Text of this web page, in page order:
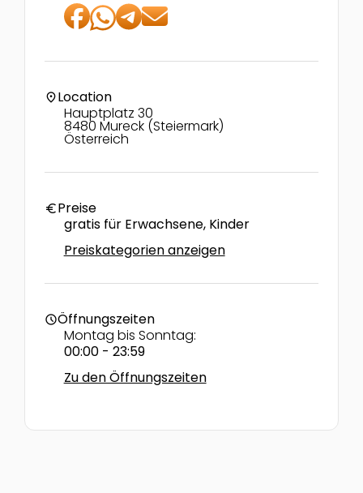
location_onLocation
Hauptplatz 30
8480 Mureck (Steiermark)
Österreich
euroPreise
gratis für Erwachsene, Kinder
Preiskategorien anzeigen
scheduleÖffnungszeiten
Montag bis Sonntag:
00:00 - 23:59
Zu den Öffnungszeiten